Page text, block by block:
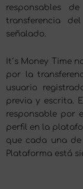
responsables
transferencia
señalado.
It´s Money Time
por la
usuario
previa y escrita.
responsable por
perfil en la
que cada una
Plataforma está